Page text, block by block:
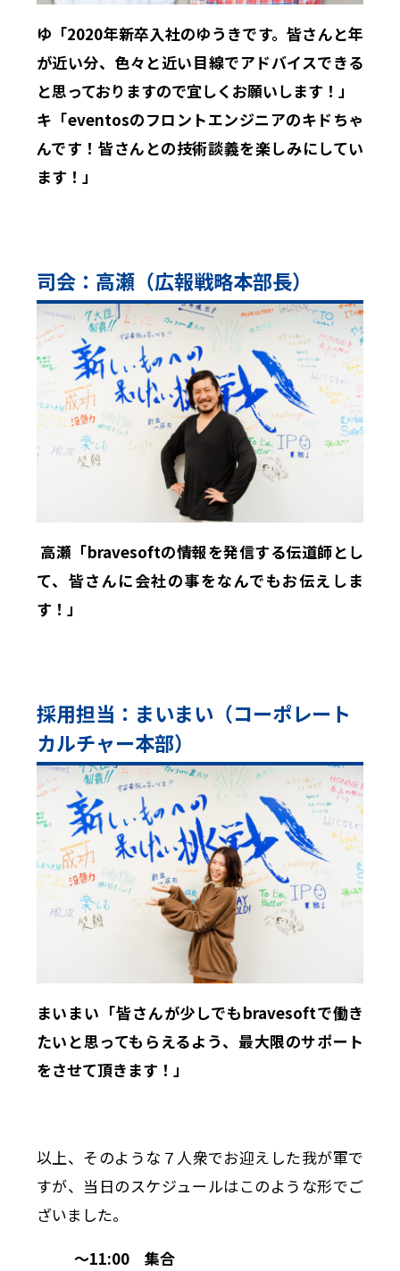
ゆ「2020年新卒入社のゆうきです。皆さんと年
が近い分、色々と近い目線でアドバイスできる
と思っておりますので宜しくお願いします！」
キ「eventosのフロントエンジニアのキドちゃ
んです！皆さんとの技術談義を楽しみにしてい
ます！」
司会：高瀬（広報戦略本部長）
高瀬「bravesoftの情報を発信する伝道師とし
て、皆さんに会社の事をなんでもお伝えしま
す！」
採用担当：まいまい（コーポレート
カルチャー本部）
まいまい「皆さんが少しでもbravesoftで働き
たいと思ってもらえるよう、最大限のサポート
をさせて頂きます！」
以上、そのような７人衆でお迎えした我が軍で
すが、当日のスケジュールはこのような形でご
ざいました。
〜11:00 集合